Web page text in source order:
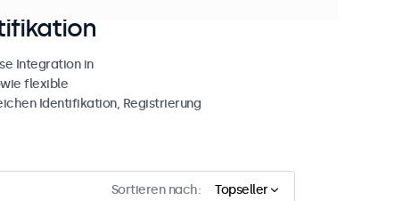
Integration in
flexible
Identifikation, Registrierung
Sortieren nach: Topseller